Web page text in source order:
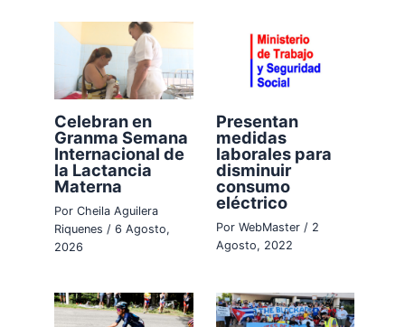
Celebran en
Granma Semana
Internacional de
la Lactancia
Materna
PorCheila Aguilera
Riquenes /6 Agosto,
2026
Presentan
medidas
laborales para
disminuir
consumo
eléctrico
Por WebMaster / 2
Agosto, 2022